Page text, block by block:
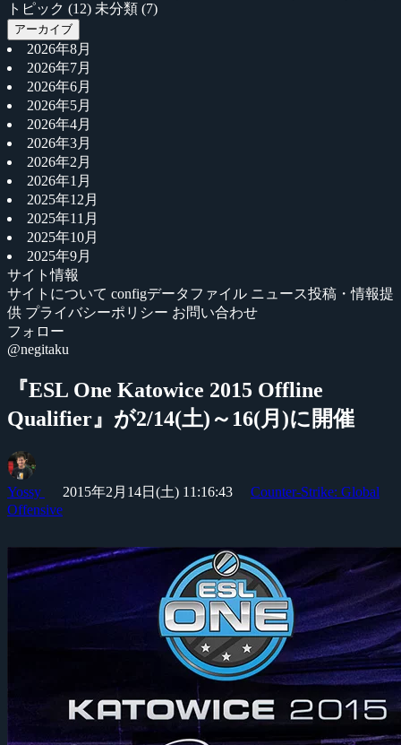
トピック (12) 未分類 (7)
アーカイブ
2026年8月
2026年7月
2026年6月
2026年5月
2026年4月
2026年3月
2026年2月
2026年1月
2025年12月
2025年11月
2025年10月
2025年9月
サイト情報
サイトについて configデータファイル ニュース投稿・情報提
供 プライバシーポリシー お問い合わせ
フォロー
@negitaku
『ESL One Katowice 2015 Offline
Qualifier』が2/14(土)～16(月)に開催
Yossy 2015年2月14日(土) 11:16:43
Counter-Strike: Global
Offensive